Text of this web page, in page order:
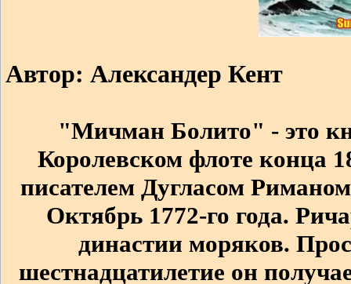
Автор: Александер Кент
"Мичман Болито" - это
Королевском флоте конца
писателем Дугласом
Октябрь 1772-го года.
династии моряков.
шестнадцатилетие он